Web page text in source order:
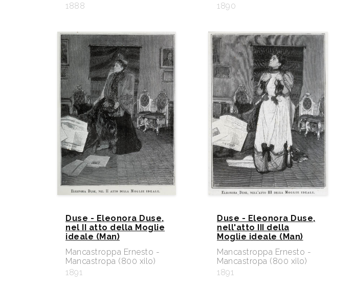
1888
1890
Duse - Eleonora Duse,
nel II atto della Moglie
ideale (Man)
Mancastroppa Ernesto -
Mancastropa (800 xilo)
1891
Duse - Eleonora Duse,
nell'atto III della
Moglie ideale (Man)
Mancastroppa Ernesto -
Mancastropa (800 xilo)
1891